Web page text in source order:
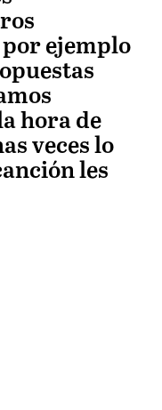
por ejemplo
hora de
veces lo
les